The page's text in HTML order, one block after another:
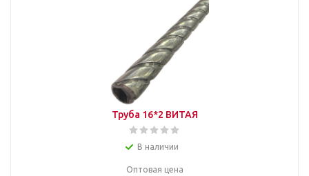
Труба 16*2 ВИТАЯ
В наличии
Оптовая цена